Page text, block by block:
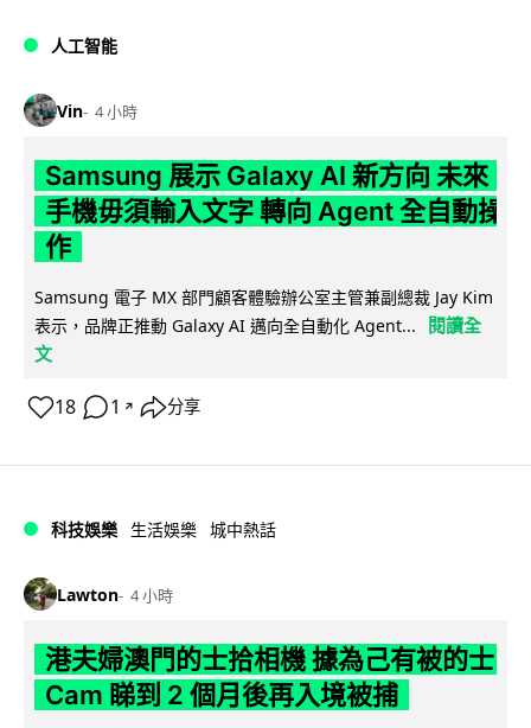
人工智能
Vin 4 小時
Samsung 展示 Galaxy AI 新方向 未來
手機毋須輸入文字 轉向 Agent 全自動操
作
Samsung 電子 MX 部門顧客體驗辦公室主管兼副總裁 Jay Kim
表示，品牌正推動 Galaxy AI 邁向全自動化 Agent...
閱讀全
文
18 1 ↗ 分享
科技娛樂 生活娛樂 城中熱話
Lawton 4 小時
港夫婦澳門的士拾相機 據為己有被的士
Cam 睇到 2 個月後再入境被捕